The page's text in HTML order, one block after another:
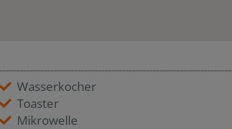
Wasserkocher
Toaster
Mikrowelle